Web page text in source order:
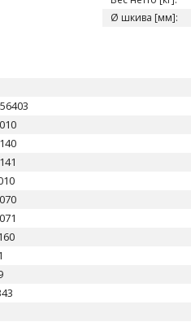
Ø шкива [мм]: